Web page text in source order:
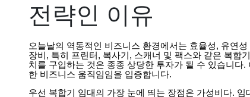
전략인 이유
오늘날의 역동적인 비즈니스 환경에서는 효율성, 유연
장비, 특히 프린터, 복사기, 스캐너 및 팩스와 같은 복합
치를 구입하는 것은 종종 상당한 투자가 될 수 있습니다.
한 비즈니스 움직임임을 입증합니다.
우선 복합기 임대의 가장 눈에 띄는 장점은 가성비다.